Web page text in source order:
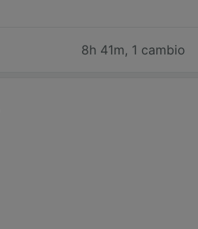
8h 41m, 1 cambio